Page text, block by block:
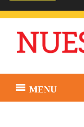
content
MENU